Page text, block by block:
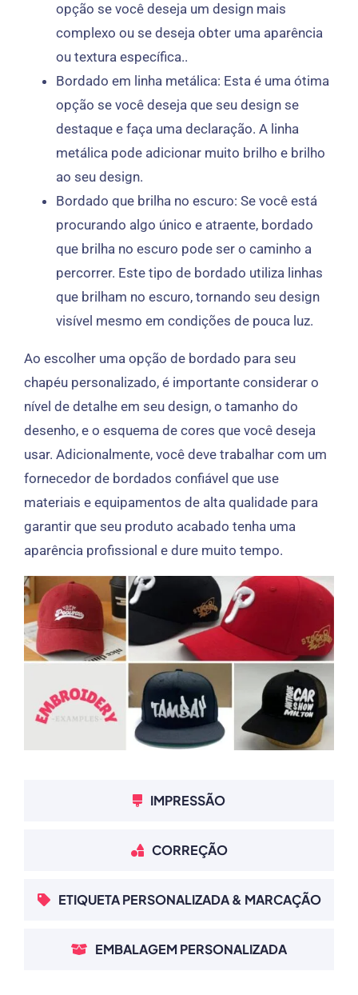
opção se você deseja um design mais
complexo ou se deseja obter uma aparência
ou textura específica..
Bordado em linha metálica: Esta é uma ótima
opção se você deseja que seu design se
destaque e faça uma declaração. A linha
metálica pode adicionar muito brilho e brilho
ao seu design.
Bordado que brilha no escuro: Se você está
procurando algo único e atraente, bordado
que brilha no escuro pode ser o caminho a
percorrer. Este tipo de bordado utiliza linhas
que brilham no escuro, tornando seu design
visível mesmo em condições de pouca luz.
Ao escolher uma opção de bordado para seu
chapéu personalizado, é importante considerar o
nível de detalhe em seu design, o tamanho do
desenho, e o esquema de cores que você deseja
usar. Adicionalmente, você deve trabalhar com um
fornecedor de bordados confiável que use
materiais e equipamentos de alta qualidade para
garantir que seu produto acabado tenha uma
aparência profissional e dure muito tempo.
IMPRESSÃO
CORREÇÃO
ETIQUETA PERSONALIZADA & MARCAÇÃO
EMBALAGEM PERSONALIZADA